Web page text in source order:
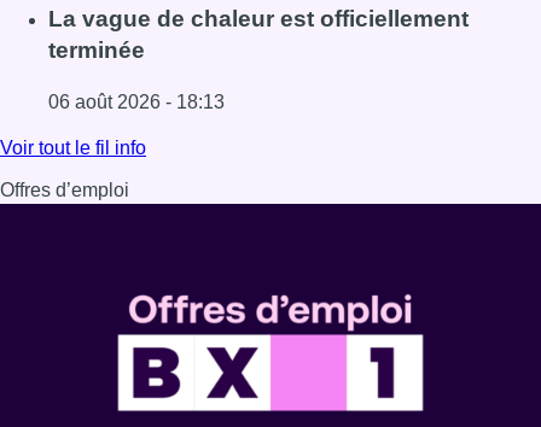
Lire l'article À Bruxelles, le blocus s’invite dans des lieux
La vague de chaleur est officiellement
terminée
06 août 2026 - 18:13
Lire l'article La vague de chaleur est officiellement
Voir tout le fil info
Offres d’emploi